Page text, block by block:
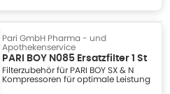
Pari GmbH Pharma - und
Apothekenservice
PARI BOY N085 Ersatzfilter 1 St
Filterzubehör für PARI BOY SX & N
Kompressoren für optimale Leistung